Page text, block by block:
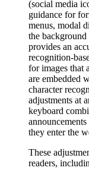
(social media
guidance for
menus, modal
the background
provides an
recognition-
for images that
are embedded
character
adjustments at
keyboard
they enter the
These
readers,